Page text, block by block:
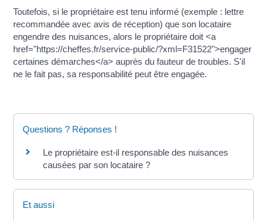
Toutefois, si le propriétaire est tenu informé (exemple : lettre
recommandée avec avis de réception) que son locataire
engendre des nuisances, alors le propriétaire doit <a
href="https://cheffes.fr/service-public/?xml=F31522">engager
certaines démarches</a> auprès du fauteur de troubles. S'il
ne le fait pas, sa responsabilité peut être engagée.
Questions ? Réponses !
Le propriétaire est-il responsable des nuisances
causées par son locataire ?
Et aussi